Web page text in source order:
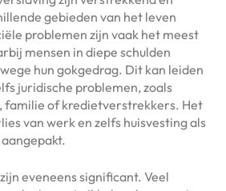
gebieden van het leven
problemen zijn vaak het meest
mensen in diepe schulden
hun gokgedrag. Dit kan leiden
juridische problemen, zoals
familie of kredietverstrekkers. Het
van werk en zelfs huisvesting als
eveneens significant. Veel